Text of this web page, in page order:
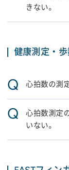
きない。
健康測定・
Q 心拍数の測
Q
心拍数測定
いない。